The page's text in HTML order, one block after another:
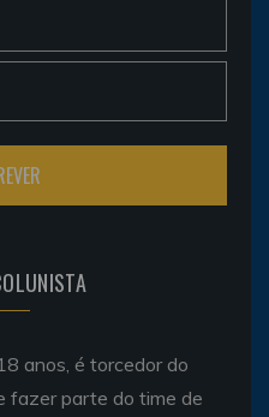
anos, é torcedor do
fazer parte do time de